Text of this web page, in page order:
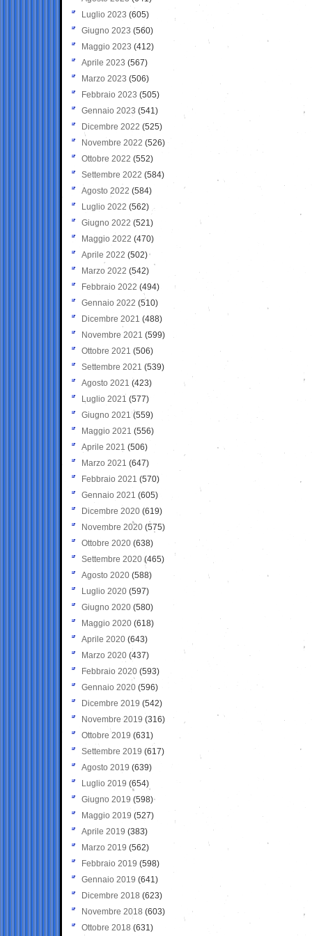
Luglio 2023 (605)
Giugno 2023 (560)
Maggio 2023 (412)
Aprile 2023 (567)
Marzo 2023 (506)
Febbraio 2023 (505)
Gennaio 2023 (541)
Dicembre 2022 (525)
Novembre 2022 (526)
Ottobre 2022 (552)
Settembre 2022 (584)
Agosto 2022 (584)
Luglio 2022 (562)
Giugno 2022 (521)
Maggio 2022 (470)
Aprile 2022 (502)
Marzo 2022 (542)
Febbraio 2022 (494)
Gennaio 2022 (510)
Dicembre 2021 (488)
Novembre 2021 (599)
Ottobre 2021 (506)
Settembre 2021 (539)
Agosto 2021 (423)
Luglio 2021 (577)
Giugno 2021(559)
Maggio 2021 (556)
Aprile 2021 (506)
Marzo 2021 (647)
Febbraio 2021 (570)
Gennaio 2021 (605)
Dicembre 2020 (619)
Novembre 2020 (575)
Ottobre 2020 (638)
Settembre 2020(465)
Agosto 2020 (588)
Luglio 2020 (597)
Giugno 2020 (580)
Maggio 2020 (618)
Aprile 2020 (643)
Marzo 2020 (437)
Febbraio 2020 (593)
Gennaio 2020 (596)
Dicembre 2019 (542)
Novembre 2019 (316)
Ottobre 2019 (631)
Settembre 2019 (617)
Agosto 2019 (639)
Luglio 2019 (654)
Giugno 2019 (598)
Maggio 2019 (527)
Aprile 2019 (383)
Marzo 2019 (562)
Febbraio 2019 (598)
Gennaio 2019 (641)
Dicembre 2018 (623)
Novembre 2018 (603)
Ottobre 2018 (631)